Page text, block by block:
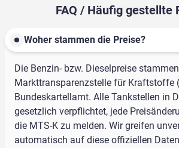
FAQ / Häufig gestellte
Woher stammen die Preise?
Die Benzin- bzw. Dieselpreise
Markttransparenzstelle für Kraftstoffe
Bundeskartellamt. Alle Tankstellen in
gesetzlich verpflichtet, jede
die MTS-K zu melden. Wir greifen
automatisch auf diese offiziellen